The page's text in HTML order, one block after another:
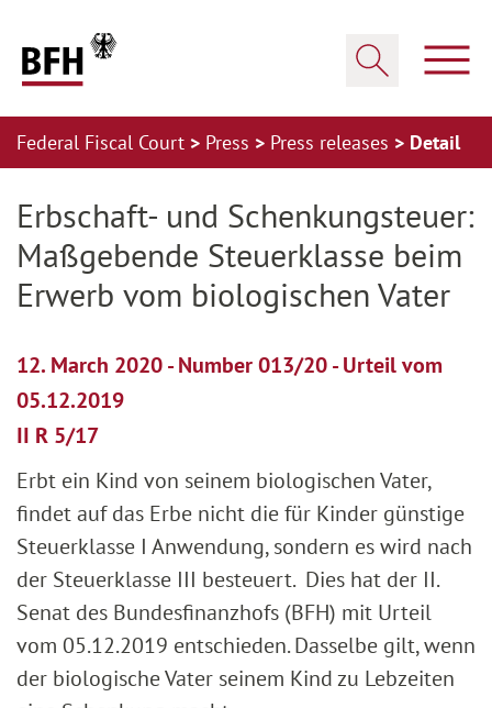
Federal Fiscal Court Press Press releases Detail
Erbschaft- und Schenkungsteuer:
Maßgebende Steuerklasse beim
Erwerb vom biologischen Vater
12. March 2020 - Number 013/20 - Urteil vom
05.12.2019
II R 5/17
Erbt ein Kind von seinem biologischen Vater,
findet auf das Erbe nicht die für Kinder günstige
Steuerklasse I Anwendung, sondern es wird nach
der Steuerklasse III besteuert. Dies hat der II.
Senat des Bundesfinanzhofs (BFH) mit Urteil
vom 05.12.2019 entschieden. Dasselbe gilt, wenn
der biologische Vater seinem Kind zu Lebzeiten